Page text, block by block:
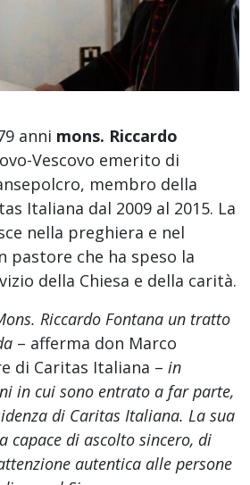
anni mons. Riccardo
Vescovo emerito di
membro della
Italiana dal 2009 al 2015. La
nella preghiera e nel
pastore che ha speso la
della Chiesa e della carità.
Riccardo Fontana un tratto
– afferma don Marco
di Caritas Italiana – in
in cui sono entrato a far parte,
di Caritas Italiana. La sua
capace di ascolto sincero, di
autentica alle persone